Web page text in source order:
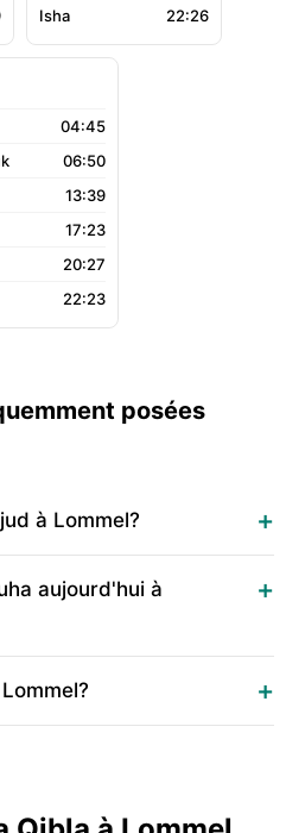
22:26
04:45
06:50
13:39
17:23
20:27
22:23
posées
à Lommel?
aujourd'hui à